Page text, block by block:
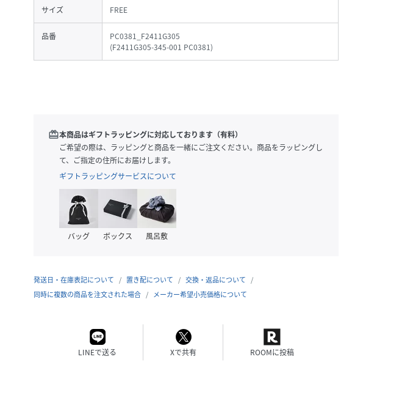
サイズ FREE
品番
PC0381_F2411G305
(F2411G305-345-001 PC0381)
redeem本商品はギフトラッピングに対応しております（有料）
ご希望の際は、ラッピングと商品を一緒にご注文ください。商品をラッピングし
て、ご指定の住所にお届けします。
ギフトラッピングサービスについて
バッグ ボックス 風呂敷
発送日・在庫表記について 置き配について
交換・返品について
同時に複数の商品を注文された場合
メーカー希望小売価格について
LINEで送る Xで共有 ROOMに投稿